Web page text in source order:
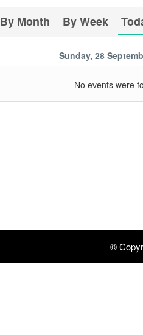
By Month By Week
Sunday, 28
No events were
©